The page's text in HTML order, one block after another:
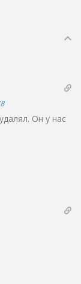
Он у нас